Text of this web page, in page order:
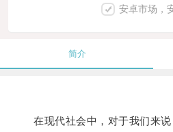
安卓市场，
简介
在现代社会中，对于我们来说